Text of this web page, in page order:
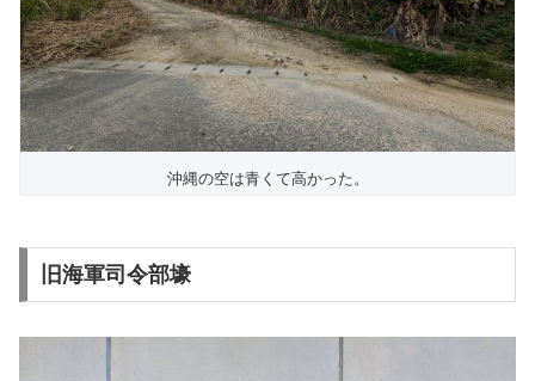
沖縄の空は青くて高かった。
旧海軍司令部壕